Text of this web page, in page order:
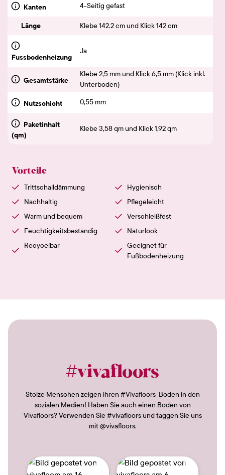
Kanten 4-Seitig gefast
Länge Klebe 142.2 cm und Klick 142 cm
Fussbodenheizung
Ja
Gesamtstärke
Klebe 2,5 mm und Klick 6,5 mm (Klick inkl.
Unterboden)
Nutzschicht 0,55 mm
Paketinhalt
(qm)
Klebe 3,58 qm und Klick 1,92 qm
Vorteile
Trittschalldämmung
Hygienisch
Nachhaltig
Pflegeleicht
Warm und bequem
Verschleißfest
Feuchtigkeitsbeständig
Naturlook
Recycelbar
Geeignet für
Fußbodenheizung
#vivafloors
Stolze Menschen zeigen ihren #Vivafloors-Boden in den
sozialen Medien! Haben Sie auch einen Boden von
Vivafloors? Verwenden Sie #vivafloors und taggen Sie uns
mit @vivafloors.